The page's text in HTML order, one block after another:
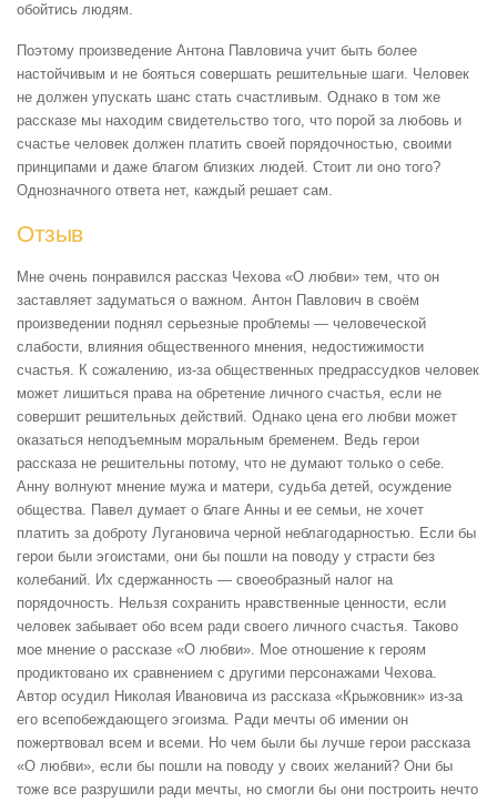
обойтись людям.
Поэтому произведение Антона Павловича учит быть более
настойчивым и не бояться совершать решительные шаги. Человек
не должен упускать шанс стать счастливым. Однако в том же
рассказе мы находим свидетельство того, что порой за любовь и
счастье человек должен платить своей порядочностью, своими
принципами и даже благом близких людей. Стоит ли оно того?
Однозначного ответа нет, каждый решает сам.
Отзыв
Мне очень понравился рассказ Чехова «О любви» тем, что он
заставляет задуматься о важном. Антон Павлович в своём
произведении поднял серьезные проблемы — человеческой
слабости, влияния общественного мнения, недостижимости
счастья. К сожалению, из-за общественных предрассудков человек
может лишиться права на обретение личного счастья, если не
совершит решительных действий. Однако цена его любви может
оказаться неподъемным моральным бременем. Ведь герои
рассказа не решительны потому, что не думают только о себе.
Анну волнуют мнение мужа и матери, судьба детей, осуждение
общества. Павел думает о благе Анны и ее семьи, не хочет
платить за доброту Лугановича черной неблагодарностью. Если бы
герои были эгоистами, они бы пошли на поводу у страсти без
колебаний. Их сдержанность — своеобразный налог на
порядочность. Нельзя сохранить нравственные ценности, если
человек забывает обо всем ради своего личного счастья. Таково
мое мнение о рассказе «О любви». Мое отношение к героям
продиктовано их сравнением с другими персонажами Чехова.
Автор осудил Николая Ивановича из рассказа «Крыжовник» из-за
его всепобеждающего эгоизма. Ради мечты об имении он
пожертвовал всем и всеми. Но чем были бы лучше герои рассказа
«О любви», если бы пошли на поводу у своих желаний? Они бы
тоже все разрушили ради мечты, но смогли бы они построить нечто